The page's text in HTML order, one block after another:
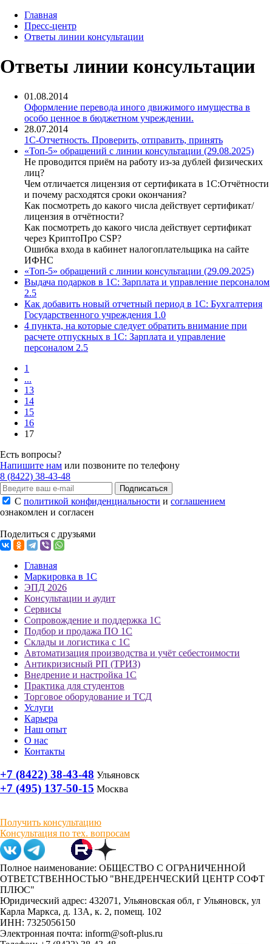
Главная
Пресс-центр
Ответы линии консультации
Ответы линии консультации
01.08.2014
Оформление перевода иного движимого имущества в
особо ценное в бюджетном учреждении.
28.07.2014
1С-Отчетность. Проверить, отправить, принять
«Топ-5» обращений с линии консультации (29.08.2025)
Не проводится приём на работу из-за дублей физических
лиц?
Чем отличается лицензия от сертификата в 1С:Отчётности
и почему расходятся сроки окончания?
Как посмотреть до какого числа действует сертификат/
лицензия в отчётности?
Как посмотреть до какого числа действует сертификат
через КриптоПро CSP?
Ошибка входа в кабинет налогоплательщика на сайте
ИФНС
«Топ-5» обращений с линии консультации (29.09.2025)
Выдача подарков в 1С: Зарплата и управление персоналом
2.5
Как добавить новый отчетный период в 1С: Бухгалтерия
Государственного учреждения 1.0
4 пункта, на которые следует обратить внимание при
расчете отпускных в 1С: Зарплата и управление
персоналом 2.5
1
...
13
14
15
16
17
Есть вопросы?
Напишите нам или позвоните по телефону
8 (8422) 38-43-48
Подписаться
С политикой конфиденциальности и соглашением
ознакомлен и согласен
Поделиться с друзьями
Главная
Маркировка в 1С
ЭПД 2026
Консультации и аудит
Сервисы
Сопровождение и поддержка 1С
Подбор и продажа ПО 1С
Склады и логистика с 1С
Автоматизация производства и учёт себестоимости
Антикризисный РП (ТРИЗ)
Внедрение и настройка 1С
Практика для студентов
Торговое оборудование и ТСД
Услуги
Карьера
Наш опыт
О нас
Контакты
+7 (8422) 38-43-48 Ульяновск
+7 (495) 137-50-15 Москва
Получить консультацию
Консультация по тех. вопросам
Полное наименование: ОБЩЕСТВО С ОГРАНИЧЕННОЙ
ОТВЕТСТВЕННОСТЬЮ "ВНЕДРЕНЧЕСКИЙ ЦЕНТР СОФТ
ПЛЮС"
Юридический адрес: 432071, Ульяновская обл, г Ульяновск, ул
Карла Маркса, д. 13А, к. 2, помещ. 102
ИНН: 7325056150
Электронная почта: inform@soft-plus.ru